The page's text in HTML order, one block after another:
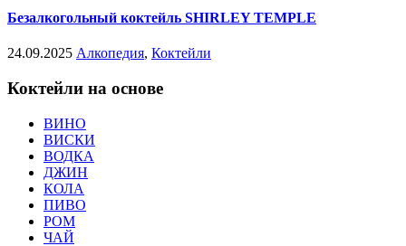
Безалкогольный коктейль SHIRLEY TEMPLE
24.09.2025 Алкопедия, Коктейли
Коктейли на основе
ВИНО
ВИСКИ
ВОДКА
ДЖИН
КОЛА
ПИВО
РОМ
ЧАЙ